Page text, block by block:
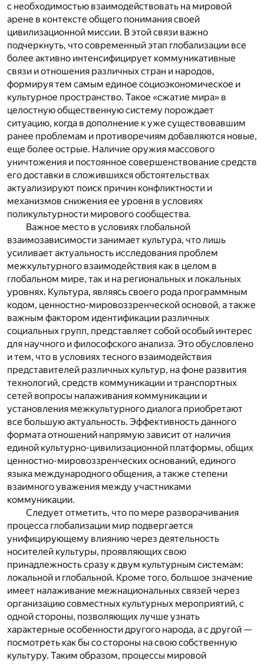
с необходимостью взаимодействовать на мировой
арене в контексте общего понимания своей
цивилизационной миссии. В этой связи важно
подчеркнуть, что современный этап глобализации все
более активно интенсифицирует коммуникативные
связи и отношения различных стран и народов,
формируя тем самым единое социоэкономическое и
культурное пространство. Такое «сжатие мира» в
целостную общественную систему порождает
ситуацию, когда в дополнение к уже существовавшим
ранее проблемам и противоречиям добавляются новые,
еще более острые. Наличие оружия массового
уничтожения и постоянное совершенствование средств
его доставки в сложившихся обстоятельствах
актуализируют поиск причин конфликтности и
механизмов снижения ее уровня в условиях
поликультурности мирового сообщества.
Важное место в условиях глобальной
взаимозависимости занимает культура, что лишь
усиливает актуальность исследования проблем
межкультурного взаимодействия как в целом в
глобальном мире, так и на региональных и локальных
уровнях. Культура, являясь своего рода программным
кодом, ценностно-мировоззренческой основой, а также
важным фактором идентификации различных
социальных групп, представляет собой особый интерес
для научного и философского анализа. Это обусловлено
и тем, что в условиях тесного взаимодействия
представителей различных культур, на фоне развития
технологий, средств коммуникации и транспортных
сетей вопросы налаживания коммуникации и
установления межкультурного диалога приобретают
все большую актуальность. Эффективность данного
формата отношений напрямую зависит от наличия
единой культурно-цивилизационной платформы, общих
ценностно-мировоззренческих оснований, единого
языка международного общения, а также степени
взаимного уважения между участниками
коммуникации.
Следует отметить, что по мере разворачивания
процесса глобализации мир подвергается
унифицирующему влиянию через деятельность
носителей культуры, проявляющих свою
принадлежность сразу к двум культурным системам:
локальной и глобальной. Кроме того, большое значение
имеет налаживание межнациональных связей через
организацию совместных культурных мероприятий, с
одной стороны, позволяющих лучше узнать
характерные особенности другого народа, а с другой —
посмотреть как бы со стороны на свою собственную
культуру. Таким образом, процессы мировой